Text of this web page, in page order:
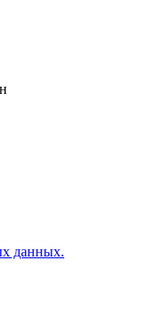
данных.